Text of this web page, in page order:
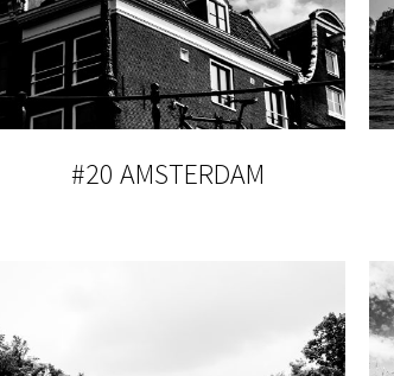
#20 AMSTERDAM